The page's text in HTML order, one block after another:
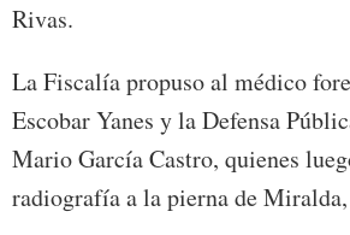
Rivas.
La Fiscalía propuso al médico
Escobar Yanes y la Defensa
Mario García Castro, quienes
radiografía a la pierna de Miralda,